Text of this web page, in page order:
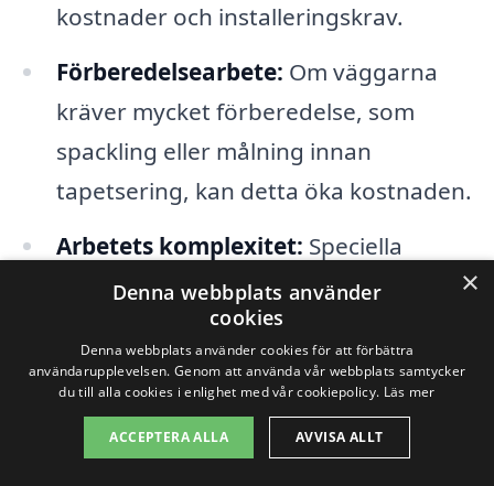
kostnader och installeringskrav.
Förberedelsearbete: Om väggarna
kräver mycket förberedelse, som
spackling eller målning innan
tapetsering, kan detta öka kostnaden.
Arbetets komplexitet: Speciella
installationstekniker eller detaljer kan
öka arbetskostnaderna.
Geografiskt läge:Priser kan variera
beroende på efterfrågan på
tapetsering i Koskullskulle.
×
Denna webbplats använder
cookies
Denna webbplats använder cookies för att förbättra
användarupplevelsen. Genom att använda vår webbplats samtycker
du till alla cookies i enlighet med vår cookiepolicy. Läs mer
ACCEPTERA ALLA AVVISA ALLT